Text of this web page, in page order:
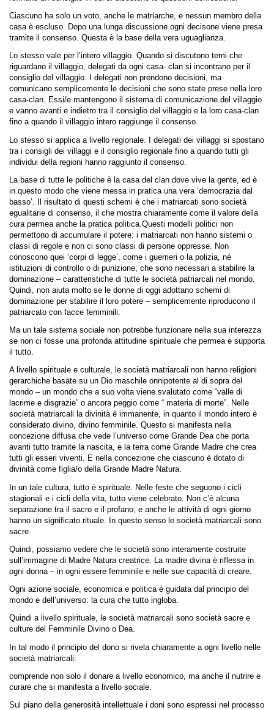
Ciascuno ha solo un voto, anche le matriarche, e nessun membro della
casa è escluso. Dopo una lunga discussione ogni decisone viene presa
tramite il consenso. Questa è la base della vera uguaglianza.
Lo stesso vale per l’intero villaggio. Quando si discutono temi che
riguardano il villaggio, delegati da ogni casa- clan si incontrano per il
consiglio del villaggio. I delegati non prendono decisioni, ma
comunicano semplicemente le decisioni che sono state prese nella loro
casa-clan. Essi/e mantengono il sistema di comunicazione del villaggio
e vanno avanti e indietro tra il consiglio del villaggio e la loro casa-clan
fino a quando il villaggio intero raggiunge il consenso.
Lo stesso si applica a livello regionale. I delegati dei villaggi si spostano
tra i consigli dei villaggi e il consiglio regionale fino a quando tutti gli
individui della regioni hanno raggiunto il consenso.
La base di tutte le politiche è la casa del clan dove vive la gente, ed è
in questo modo che viene messa in pratica una vera ‘democrazia dal
basso’. Il risultato di questi schemi è che i matriarcati sono società
egualitarie di consenso, il che mostra chiaramente come il valore della
cura permea anche la pratica politica. Questi modelli politici non
permettono di accumulare il potere: i matriarcati non hanno sistemi o
classi di regole e non ci sono classi di persone oppresse. Non
conoscono quei ‘corpi di legge’, come i guerrieri o la polizia, né
istituzioni di controllo o di punizione, che sono necessari a stabilire la
dominazione – caratteristiche di tutte le società patriarcali nel mondo.
Quindi, non aiuta molto se le donne di oggi adottano schemi di
dominazione per stabilire il loro potere – semplicemente riproducono il
patriarcato con facce femminili.
Ma un tale sistema sociale non potrebbe funzionare nella sua interezza
se non ci fosse una profonda attitudine spirituale che permea e supporta
il tutto.
A livello spirituale e culturale, le società matriarcali non hanno religioni
gerarchiche basate su un Dio maschile onnipotente al di sopra del
mondo – un mondo che a suo volta viene svalutato come “valle di
lacrime e disgrazie” o ancora peggio come “ materia di morte”. Nelle
società matriarcali la divinità è immanente, in quanto il mondo intero è
considerato divino, divino femminile. Questo si manifesta nella
concezione diffusa che vede l’universo come Grande Dea che porta
avanti tutto tramite la nascita, e la terra come Grande Madre che crea
tutti gli esseri viventi. E nella concezione che ciascuno è dotato di
divinità come figlia/o della Grande Madre Natura.
In un tale cultura, tutto è spirituale. Nelle feste che seguono i cicli
stagionali e i cicli della vita, tutto viene celebrato. Non c’è alcuna
separazione tra il sacro e il profano, e anche le attività di ogni giorno
hanno un significato rituale. In questo senso le società matriarcali sono
sacre.
Quindi, possiamo vedere che le società sono interamente costruite
sull’immagine di Madre Natura creatrice. La madre divina è riflessa in
ogni donna – in ogni essere femminile e nelle sue capacità di creare.
Ogni azione sociale, economica e politica è guidata dal principio del
mondo e dell’universo: la cura che tutto ingloba.
Quindi a livello spirituale, le società matriarcali sono società sacre e
culture del Femminile Divino o Dea.
In tal modo il principio del dono si rivela chiaramente a ogni livello nelle
società matriarcali:
comprende non solo il donare a livello economico, ma anche il nutrire e
curare che si manifesta a livello sociale.
Sul piano della generosità intellettuale i doni sono espressi nel processo